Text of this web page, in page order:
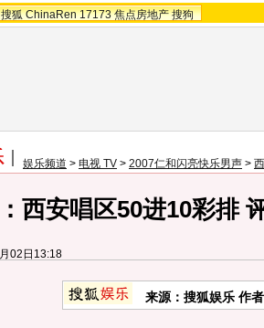
搜狐 ChinaRen 17173 焦点房地产 搜狗
娱乐频道 > 电视 TV > 2007仁和闪亮快乐男声 >
西安唱区50进10彩排
02日13:18
来源：搜狐娱乐 作